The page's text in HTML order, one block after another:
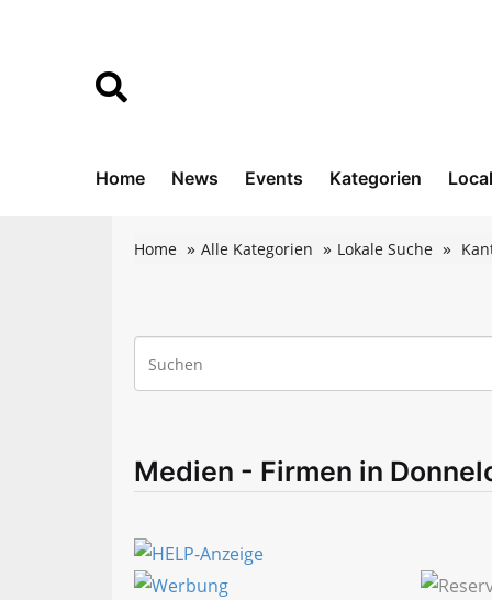
Home News Events Kategorien Local
Home Alle Kategorien Lokale Suche
Medien - Firmen in